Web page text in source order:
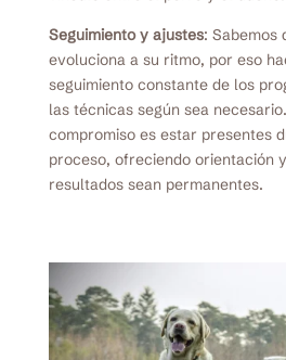
Seguimiento y ajustes: Sabemos
evoluciona a su ritmo, por eso
seguimiento constante de los
las técnicas según sea
compromiso es estar presentes
proceso, ofreciendo orientación
resultados sean permanentes.